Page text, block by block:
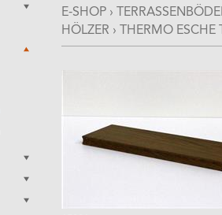
E-SHOP ›
HÖLZER › THERMO ESCHE